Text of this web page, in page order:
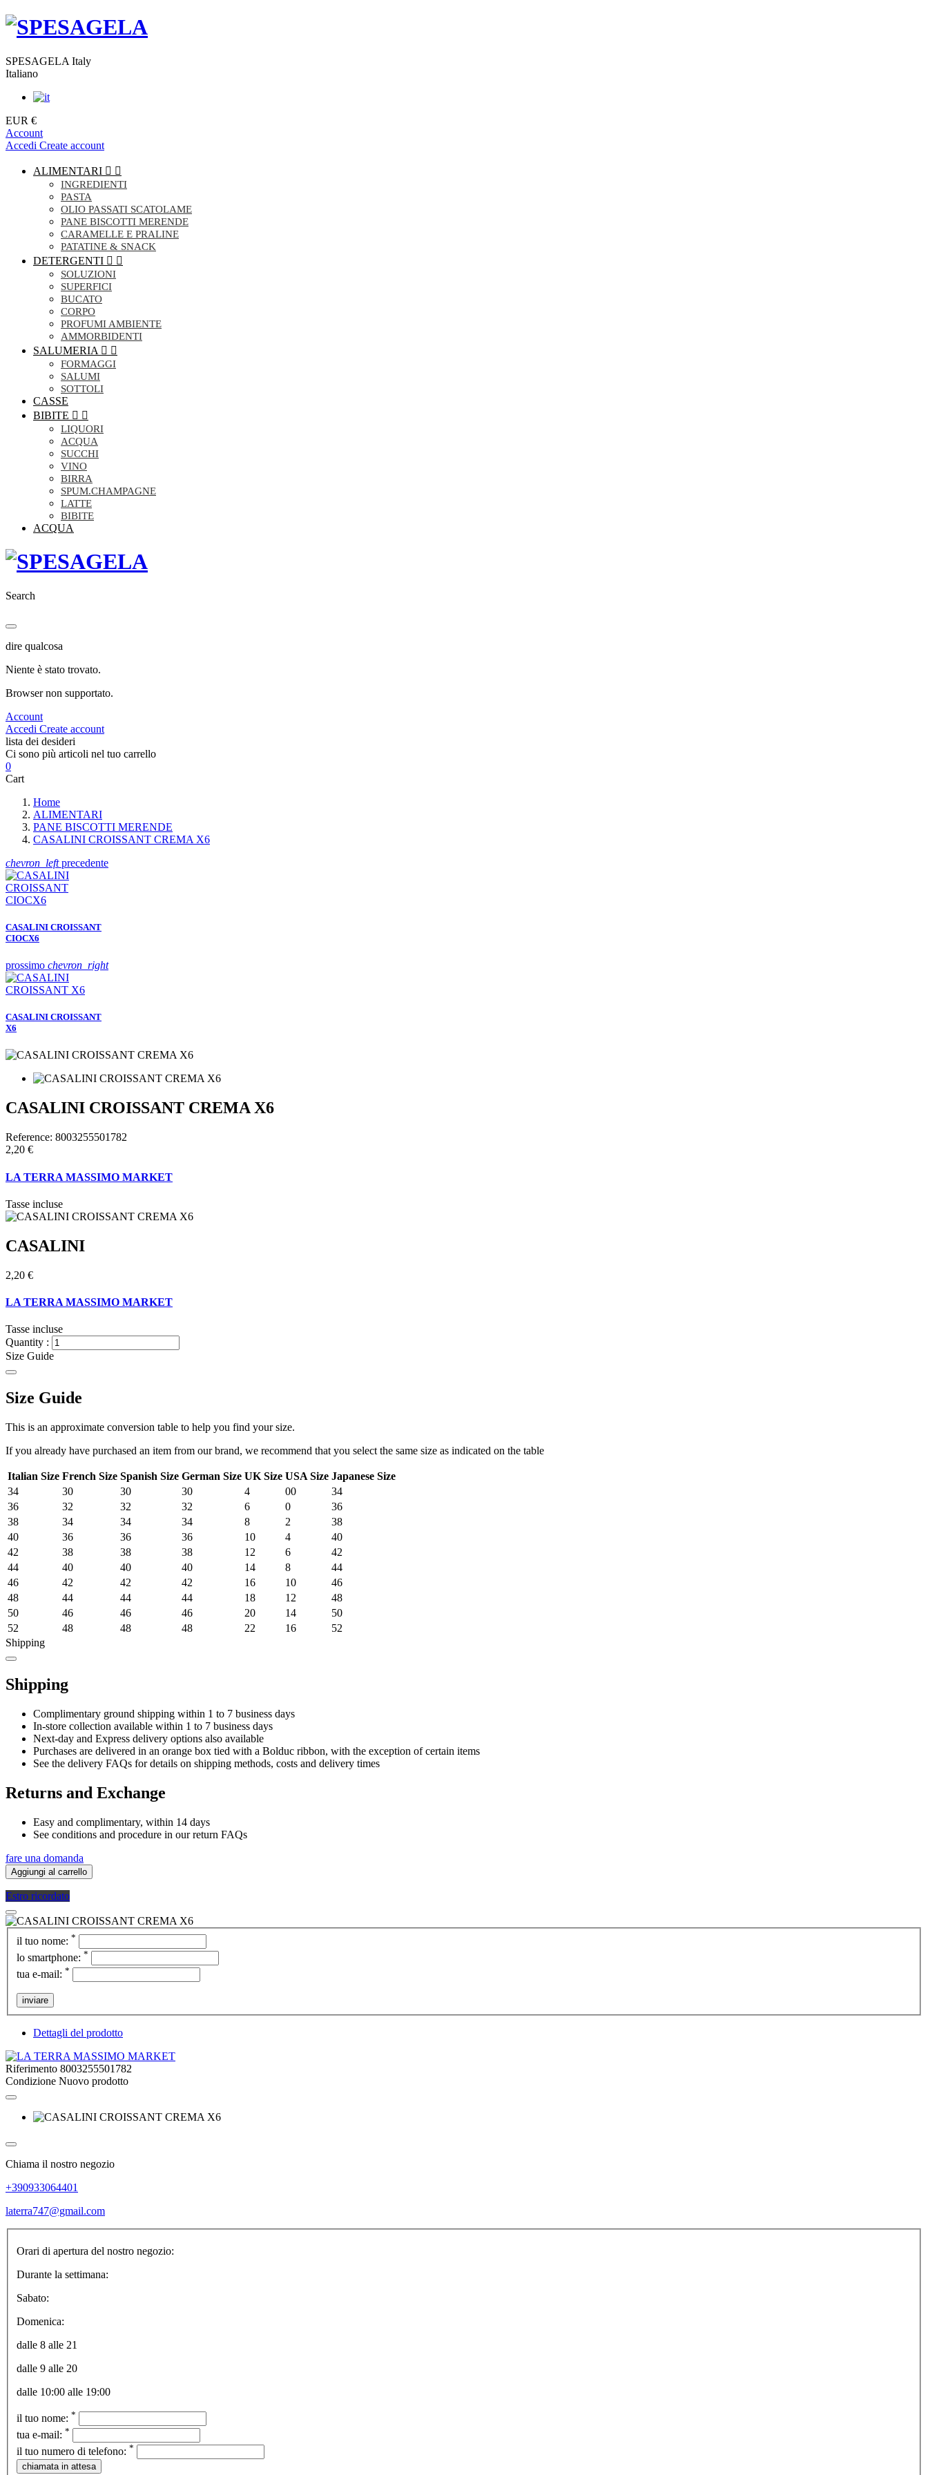
SPESAGELA Italy
Italiano
EUR €
Account
Accedi Create account
ALIMENTARI  
INGREDIENTI
PASTA
OLIO PASSATI SCATOLAME
PANE BISCOTTI MERENDE
CARAMELLE E PRALINE
PATATINE & SNACK
DETERGENTI  
SOLUZIONI
SUPERFICI
BUCATO
CORPO
PROFUMI AMBIENTE
AMMORBIDENTI
SALUMERIA  
FORMAGGI
SALUMI
SOTTOLI
CASSE
BIBITE  
LIQUORI
ACQUA
SUCCHI
VINO
BIRRA
SPUM.CHAMPAGNE
LATTE
BIBITE
ACQUA
Search
dire qualcosa
Niente è stato trovato.
Browser non supportato.
Account
Accedi Create account
lista dei desideri
Ci sono più articoli nel tuo carrello
0
Cart
Home
ALIMENTARI
PANE BISCOTTI MERENDE
CASALINI CROISSANT CREMA X6
chevron_leftprecedente
CASALINI CROISSANT
CIOCX6
prossimo chevron_right
CASALINI CROISSANT
X6
CASALINI CROISSANT CREMA X6
Reference: 8003255501782
2,20 €
LA TERRA MASSIMO MARKET
Tasse incluse
CASALINI
2,20 €
LA TERRA MASSIMO MARKET
Tasse incluse
Quantity :
Size Guide
Size Guide
This is an approximate conversion table to help you find your size.
If you already have purchased an item from our brand, we recommend that you select the same size as indicated on the table
Italian Size French Size Spanish Size German Size UK Size USA Size Japanese Size
34
30 30 30 4 00
34
36
32 32 32 6 0
36
38
34 34 34 8 2
38
40
36 36 36 10 4
40
42
38 38 38 12 6
42
44
40 40 40 14 8
44
46
42 42 42 16 10
46
48
44 44 44 18 12
48
50
46 46 46 20 14
50
52
48 48 48 22 16
52
Shipping
Shipping
Complimentary ground shipping within 1 to 7 business days
In-store collection available within 1 to 7 business days
Next-day and Express delivery options also available
Purchases are delivered in an orange box tied with a Bolduc ribbon, with the exception of certain items
See the delivery FAQs for details on shipping methods, costs and delivery times
Returns and Exchange
Easy and complimentary, within 14 days
See conditions and procedure in our return FAQs
fare una domanda
Aggiungi al carrello
Estro ricordato
il tuo nome: *
lo smartphone: *
tua e-mail: *
inviare
Dettagli del prodotto
Riferimento 8003255501782
Condizione Nuovo prodotto
Chiama il nostro negozio
+390933064401
laterra747@gmail.com
Orari di apertura del nostro negozio:
Durante la settimana:
Sabato:
Domenica:
dalle 8 alle 21
dalle 9 alle 20
dalle 10:00 alle 19:00
il tuo nome: *
tua e-mail: *
il tuo numero di telefono: *